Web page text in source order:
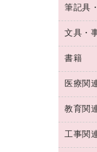
テ
ダ
タ
ス
ス
ゴ
キ
Ｏ
そ
伝票
典
帳簿
額縁
各
ル
名
板
背
統
収
レ
リ
筆記具
万
消
修
修正
鉛筆
文具・
輪ゴ
両
名札
保
壁
書籍
パ
医療関
保
使
感
教育関
教
工事関